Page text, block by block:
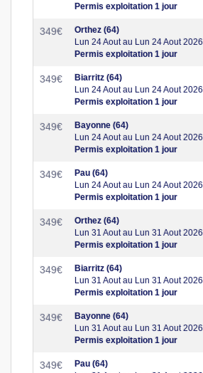
Permis exploitation 1 jour
349€
Orthez (64)
Lun 24 Aout au Lun 24 Aout 2026
Permis exploitation 1 jour
349€
Biarritz (64)
Lun 24 Aout au Lun 24 Aout 2026
Permis exploitation 1 jour
349€
Bayonne (64)
Lun 24 Aout au Lun 24 Aout 2026
Permis exploitation 1 jour
349€
Pau (64)
Lun 24 Aout au Lun 24 Aout 2026
Permis exploitation 1 jour
349€
Orthez (64)
Lun 31 Aout au Lun 31 Aout 2026
Permis exploitation 1 jour
349€
Biarritz (64)
Lun 31 Aout au Lun 31 Aout 2026
Permis exploitation 1 jour
349€
Bayonne (64)
Lun 31 Aout au Lun 31 Aout 2026
Permis exploitation 1 jour
349€
Pau (64)